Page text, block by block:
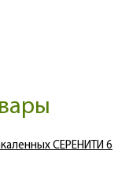
СЕРЕНИТИ 6